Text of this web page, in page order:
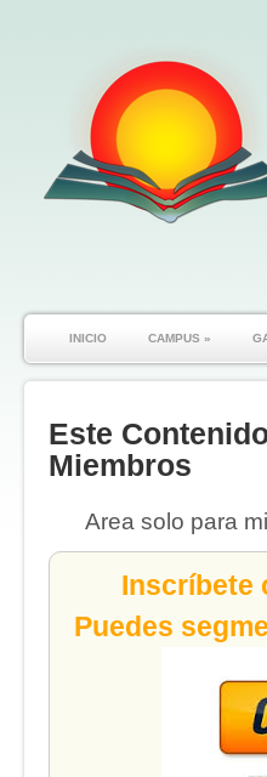
INICIO CAMPUS »
Este
Miembros
Area solo para
Inscríbete
Puedes